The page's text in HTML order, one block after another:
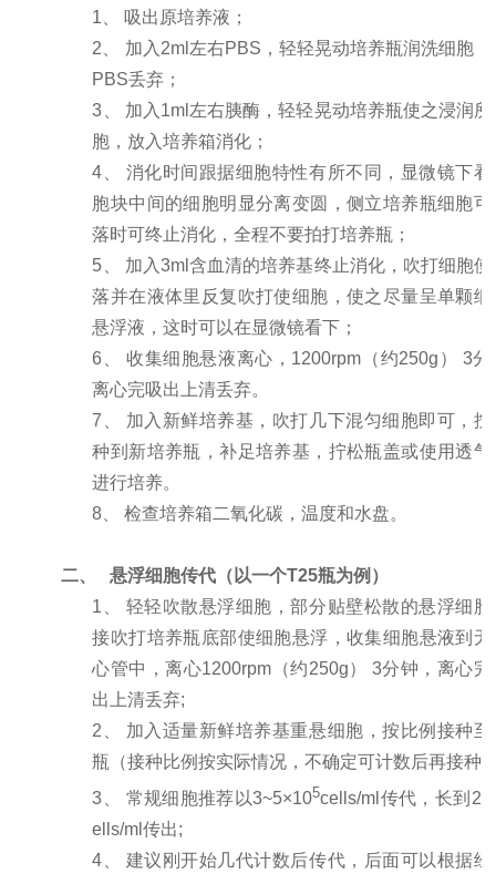
1、 吸出原培养液；
2、 加入2ml左右PBS，轻轻晃动培养瓶润洗细胞，
PBS丢弃；
3、 加入1ml左右胰酶，轻轻晃动培养瓶使之浸润所
胞，放入培养箱消化；
4、 消化时间跟据细胞特性有所不同，显微镜下看
胞块中间的细胞明显分离变圆，侧立培养瓶细胞可
落时可终止消化，全程不要拍打培养瓶；
5、 加入3ml含血清的培养基终止消化，吹打细胞使
落并在液体里反复吹打使细胞，使之尽量呈单颗细
悬浮液，这时可以在显微镜看下；
6、 收集细胞悬液离心，1200rpm（约250g） 3分
离心完吸出上清丢弃。
7、 加入新鲜培养基，吹打几下混匀细胞即可，按
种到新培养瓶，补足培养基，拧松瓶盖或使用透气
进行培养。
8、 检查培养箱二氧化碳，温度和水盘。
二、
悬浮细胞传代（以一个T25瓶为例）
1、 轻轻吹散悬浮细胞，部分贴壁松散的悬浮细胞
接吹打培养瓶底部使细胞悬浮，收集细胞悬液到无
心管中，离心1200rpm（约250g） 3分钟，离心完
出上清丢弃;
2、 加入适量新鲜培养基重悬细胞，按比例接种至
瓶（接种比例按实际情况，不确定可计数后再接种
3、 常规细胞推荐以3~5×105cells/ml传代，长到
ells/ml传出;
4、 建议刚开始几代计数后传代，后面可以根据经